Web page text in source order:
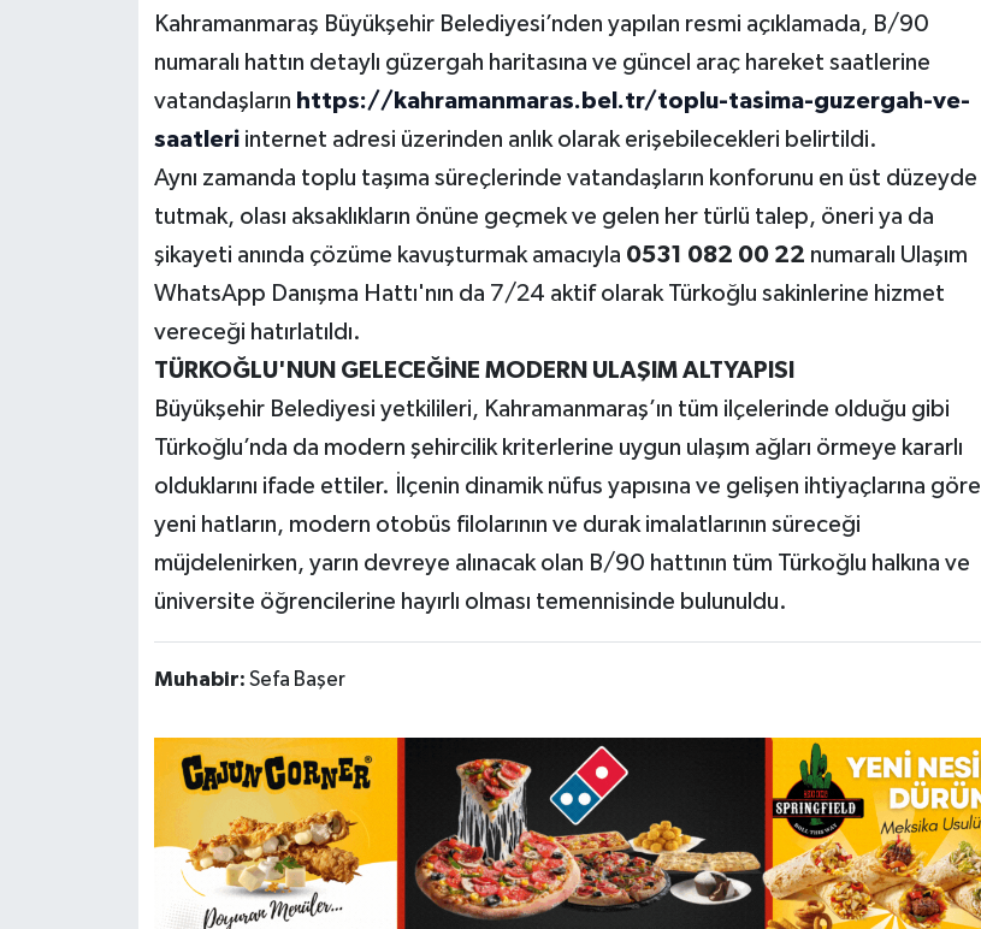
Kahramanmaraş Büyükşehir Belediyesi’nden yapılan resmi açıklamada, B/90
numaralı hattın detaylı güzergah haritasına ve güncel araç hareket saatlerine
vatandaşların https://kahramanmaras.bel.tr/toplu-tasima-guzergah-ve-
saatleriinternet adresi üzerinden anlık olarak erişebilecekleri belirtildi.
Aynı zamanda toplu taşıma süreçlerinde vatandaşların konforunu en üst düzeyde
tutmak, olası aksaklıkların önüne geçmek ve gelen her türlü talep, öneri ya da
şikayeti anında çözüme kavuşturmak amacıyla 0531 082 00 22 numaralı Ulaşım
WhatsApp Danışma Hattı'nın da 7/24 aktif olarak Türkoğlu sakinlerine hizmet
vereceği hatırlatıldı.
TÜRKOĞLU'NUN GELECEĞİNE MODERN ULAŞIM ALTYAPISI
Büyükşehir Belediyesi yetkilileri, Kahramanmaraş’ın tüm ilçelerinde olduğu gibi
Türkoğlu’nda da modern şehircilik kriterlerine uygun ulaşım ağları örmeye kararlı
olduklarını ifade ettiler. İlçenin dinamik nüfus yapısına ve gelişen ihtiyaçlarına göre
yeni hatların, modern otobüs filolarının ve durak imalatlarının süreceği
müjdelenirken, yarın devreye alınacak olan B/90 hattının tüm Türkoğlu halkına ve
üniversite öğrencilerine hayırlı olması temennisinde bulunuldu.
Muhabir: Sefa Başer